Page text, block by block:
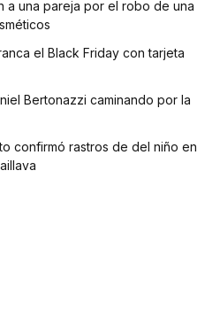
a una pareja por el robo de una
el Black Friday con tarjeta
Bertonazzi caminando por la
confirmó rastros de del niño en